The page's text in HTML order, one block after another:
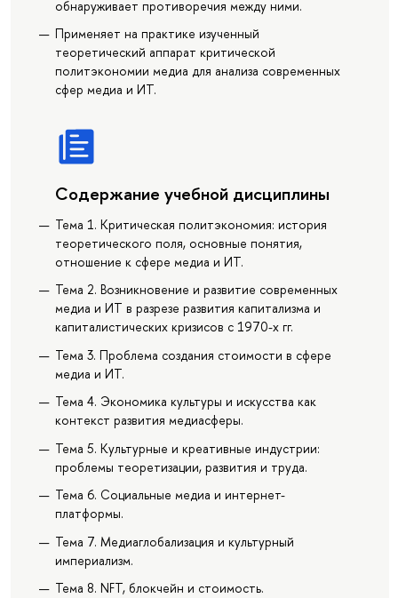
обнаруживает противоречия между ними.
Применяет на практике изученный
теоретический аппарат критической
политэкономии медиа для анализа современных
сфер медиа и ИТ.
Содержание учебной дисциплины
Тема 1. Критическая политэкономия: история
теоретического поля, основные понятия,
отношение к сфере медиа и ИТ.
Тема 2. Возникновение и развитие современных
медиа и ИТ в разрезе развития капитализма и
капиталистических кризисов с 1970-х гг.
Тема 3. Проблема создания стоимости в сфере
медиа и ИТ.
Тема 4. Экономика культуры и искусства как
контекст развития медиасферы.
Тема 5. Культурные и креативные индустрии:
проблемы теоретизации, развития и труда.
Тема 6. Социальные медиа и интернет-
платформы.
Тема 7. Медиаглобализация и культурный
империализм.
Тема 8. NFT, блокчейн и стоимость.